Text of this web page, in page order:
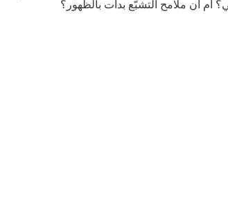
أم أن ملامح التشبّع بدأت بالظهور؟